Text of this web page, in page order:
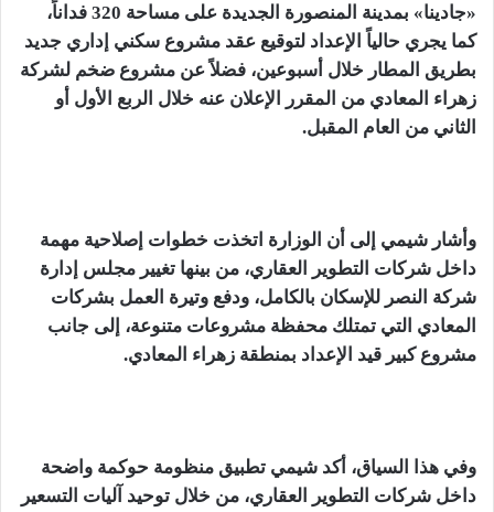
«جادينا» بمدينة المنصورة الجديدة على مساحة 320 فداناً،
كما يجري حالياً الإعداد لتوقيع عقد مشروع سكني إداري جديد
بطريق المطار خلال أسبوعين، فضلاً عن مشروع ضخم لشركة
زهراء المعادي من المقرر الإعلان عنه خلال الربع الأول أو
الثاني من العام المقبل.
وأشار شيمي إلى أن الوزارة اتخذت خطوات إصلاحية مهمة
داخل شركات التطوير العقاري، من بينها تغيير مجلس إدارة
شركة النصر للإسكان بالكامل، ودفع وتيرة العمل بشركات
المعادي التي تمتلك محفظة مشروعات متنوعة، إلى جانب
مشروع كبير قيد الإعداد بمنطقة زهراء المعادي.
وفي هذا السياق، أكد شيمي تطبيق منظومة حوكمة واضحة
داخل شركات التطوير العقاري، من خلال توحيد آليات التسعير